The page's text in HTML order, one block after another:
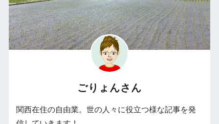
ごりょんさん
関西在住の自由業。世の人々に役立つ様な記事を発